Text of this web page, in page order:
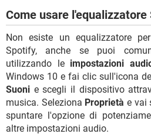
Come usare l'equalizzatore
Non esiste un equalizzatore
Spotify, anche se puoi
utilizzando le impostazioni
Windows 10 e fai clic sull'icona
Suoni e scegli il dispositivo
musica. Seleziona Proprietà e vai
spuntare l'opzione di
altre impostazioni audio.